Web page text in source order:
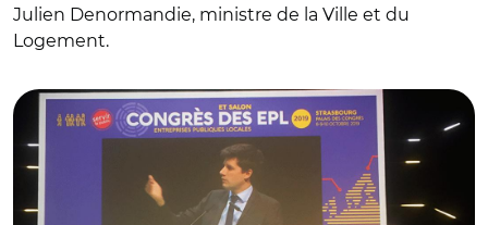
Julien Denormandie, ministre de la Ville et du
Logement.